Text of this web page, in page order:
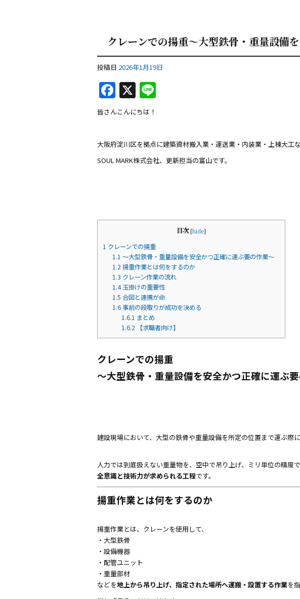
クレーンでの揚重〜大型鉄骨・重量設備
投稿日 2026年1月19日
F
a
c
e
b
o
X
皆さんこんにちは！
大阪府淀川区を拠点に建築資材搬入業・運送業・内装業・上棟大工
SOUL MARK株式会社、更新担当の富山です。
目次 [hide]
1 クレーンでの揚重
1.1 〜大型鉄骨・重量設備を安全かつ正確に運ぶ要の作業〜
1.2揚重作業とは何をするのか
1.3 クレーン作業の流れ
1.4玉掛けの重要性
1.5 合図と連携が命
1.6事前の段取りが成功を決める
1.6.1 まとめ
1.6.2 ‍【求職者向け】
クレーンでの揚重
〜大型鉄骨・重量設備を安全かつ正確に運ぶ
建設現場において、大型の鉄骨や重量設備を所定の位置まで運ぶ際
人力では到底扱えない重量物を、空中で吊り上げ、ミリ単位の精度
全意識と技術力が求められる工程です。
揚重作業とは何をするのか
揚重作業とは、クレーンを使用して、
・大型鉄骨
・設備機器
・配管ユニット
・重量部材
などを地上から吊り上げ、指定された場所へ運搬・設置する作業を